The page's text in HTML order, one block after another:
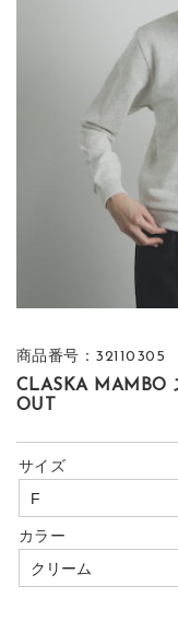
商品番号：32110305
CLASKA MAMBO
OUT
サイズ
カラー